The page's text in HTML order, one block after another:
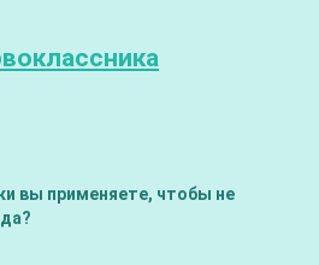
вы применяете, чтобы не